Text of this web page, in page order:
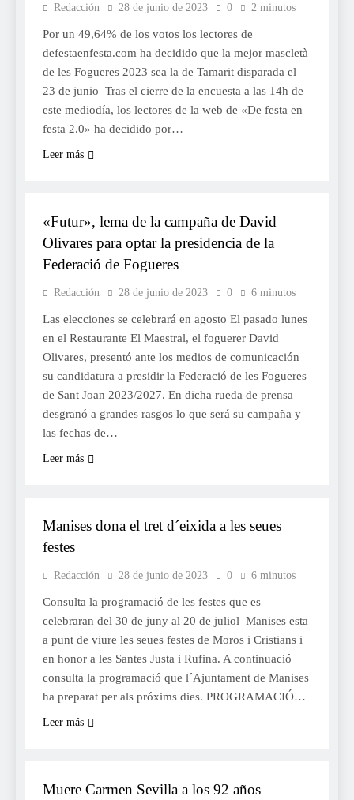
Redacción 28 de junio de 2023 0 2 minutos
Por un 49,64% de los votos los lectores de
defestaenfesta.com ha decidido que la mejor mascletà
de les Fogueres 2023 sea la de Tamarit disparada el
23 de junio Tras el cierre de la encuesta a las 14h de
este mediodía, los lectores de la web de «De festa en
festa 2.0» ha decidido por…
Leer más
«Futur», lema de la campaña de David
Olivares para optar la presidencia de la
Federació de Fogueres
Redacción 28 de junio de 2023 0 6 minutos
Las elecciones se celebrará en agosto El pasado lunes
en el Restaurante El Maestral, el foguerer David
Olivares, presentó ante los medios de comunicación
su candidatura a presidir la Federació de les Fogueres
de Sant Joan 2023/2027. En dicha rueda de prensa
desgranó a grandes rasgos lo que será su campaña y
las fechas de…
Leer más
Manises dona el tret d´eixida a les seues
festes
Redacción 28 de junio de 2023 0 6 minutos
Consulta la programació de les festes que es
celebraran del 30 de juny al 20 de juliol Manises esta
a punt de viure les seues festes de Moros i Cristians i
en honor a les Santes Justa i Rufina. A continuació
consulta la programació que l´Ajuntament de Manises
ha preparat per als próxims dies. PROGRAMACIÓ…
Leer más
Muere Carmen Sevilla a los 92 años